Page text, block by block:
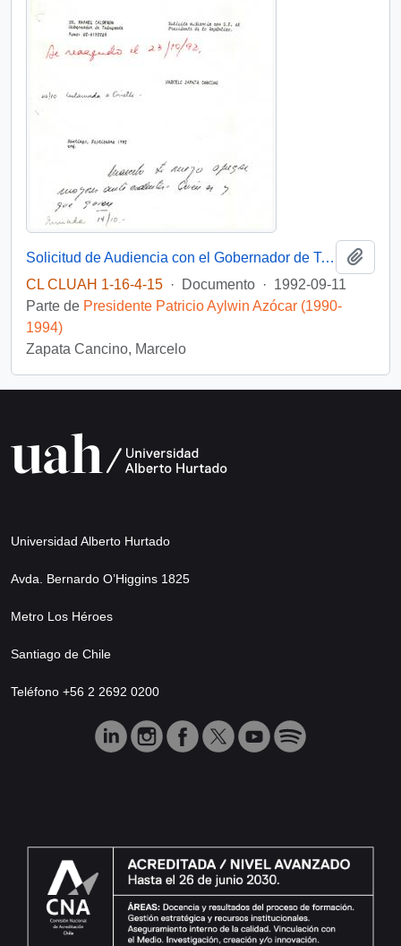
Solicitud de Audiencia con el Gobernador de Talagante
CL CLUAH 1-16-4-15 · Documento · 1992-09-11
Parte de Presidente Patricio Aylwin Azócar (1990-
1994)
Zapata Cancino, Marcelo
Universidad Alberto Hurtado
Avda. Bernardo O’Higgins 1825
Metro Los Héroes
Santiago de Chile
Teléfono +56 2 2692 0200